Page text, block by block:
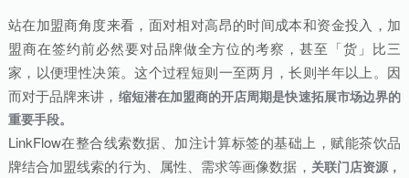
站在加盟商角度来看，面对相对高昂的时间成本和资金投入，加
盟商在签约前必然要对品牌做全方位的考察，甚至「货」比三
家，以便理性决策。这个过程短则一至两月，长则半年以上。因
而对于品牌来讲， 缩短潜在加盟商的开店周期是快速拓展市场边界的
重要手段。
LinkFlow在整合线索数据、加注计算标签的基础上，赋能茶饮品
牌结合加盟线索的行为、属性、需求等画像数据， 关联门店资源，